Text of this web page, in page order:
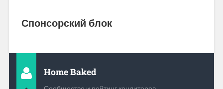
Спонсорский блок
Home Baked